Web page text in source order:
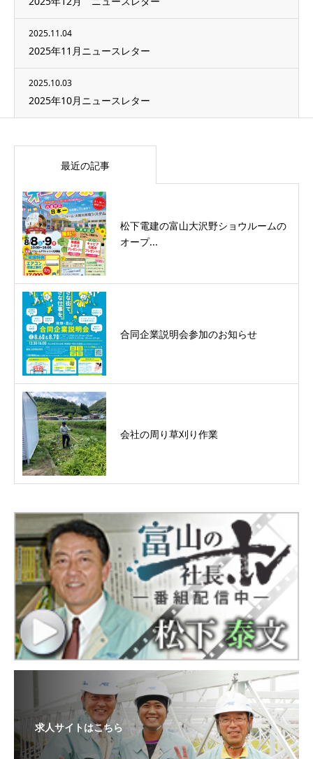
2025.11.04
2025年11月ニュースレター
2025.10.03
2025年10月ニュースレター
最近の記事
松下電建の富山大沢野ショウルームの
オープ...
合同企業説明会参加のお知らせ
会社の周り草刈り作業
求人サイトはこちら